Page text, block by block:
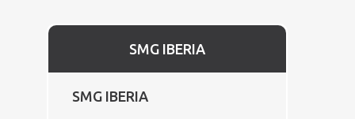
SMG IBERIA
SMG IBERIA